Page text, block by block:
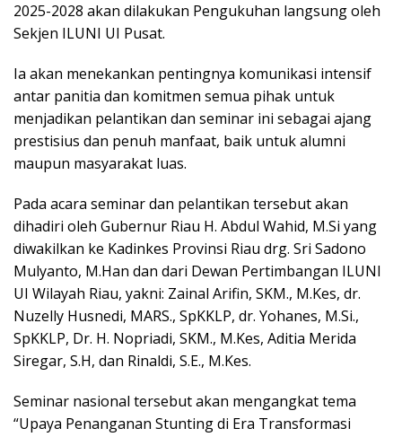
2025-2028 akan dilakukan Pengukuhan langsung oleh
Sekjen ILUNI UI Pusat.
Ia akan menekankan pentingnya komunikasi intensif
antar panitia dan komitmen semua pihak untuk
menjadikan pelantikan dan seminar ini sebagai ajang
prestisius dan penuh manfaat, baik untuk alumni
maupun masyarakat luas.
Pada acara seminar dan pelantikan tersebut akan
dihadiri oleh Gubernur Riau H. Abdul Wahid, M.Si yang
diwakilkan ke Kadinkes Provinsi Riau drg. Sri Sadono
Mulyanto, M.Han dan dari Dewan Pertimbangan ILUNI
UI Wilayah Riau, yakni: Zainal Arifin, SKM., M.Kes, dr.
Nuzelly Husnedi, MARS., SpKKLP, dr. Yohanes, M.Si.,
SpKKLP, Dr. H. Nopriadi, SKM., M.Kes, Aditia Merida
Siregar, S.H, dan Rinaldi, S.E., M.Kes.
Seminar nasional tersebut akan mengangkat tema
“Upaya Penanganan Stunting di Era Transformasi